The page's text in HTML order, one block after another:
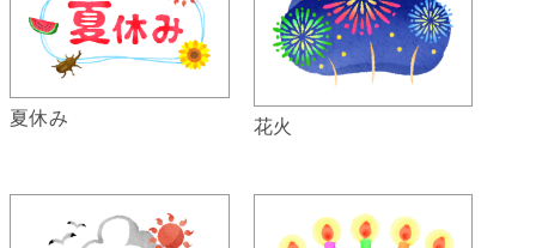
夏休み 花火